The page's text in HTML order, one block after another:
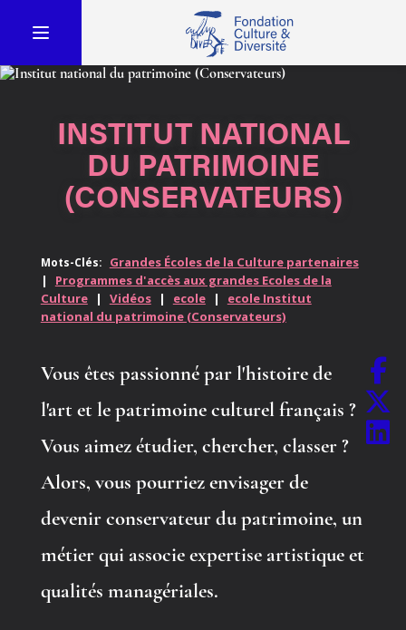
INSTITUT NATIONAL
DU PATRIMOINE
(CONSERVATEURS)
Mots-Clés:
Grandes Écoles de la Culture partenaires
|
Programmes d'accès aux grandes Ecoles de la
Culture
| Vidéos | ecole |
ecole Institut
national du patrimoine (Conservateurs)
Vous êtes passionné par l'histoire de
l'art et le patrimoine culturel français ?
Vous aimez étudier, chercher, classer ?
Alors, vous pourriez envisager de
devenir conservateur du patrimoine, un
métier qui associe expertise artistique et
qualités managériales.